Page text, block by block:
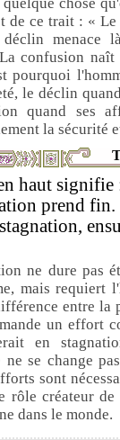
de ce trait : « Le
menace
confusion
pourquoi
le déclin
quand ses
la sécurité
haut signifie
prend fin.
ne dure pas
mais requiert
entre la
un effort
en
ne se change
sont
rôle créateur
dans le monde.